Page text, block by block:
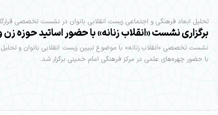
تحلیل ابعاد فرهنگی و اجتماعی زیست انقلابی بانوان در نشست تخصصی
برگزاری نشست «انقلاب زنانه» با حضور اساتید حوزه زن
نشست تخصصی «انقلاب زنانه» با موضوع تبیین زیست انقلابی بانوان و تحلیل
با حضور چهره‌های علمی در مرکز فرهنگی امام خمینی برگزار شد.